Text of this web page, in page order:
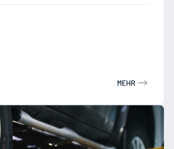
MEHR